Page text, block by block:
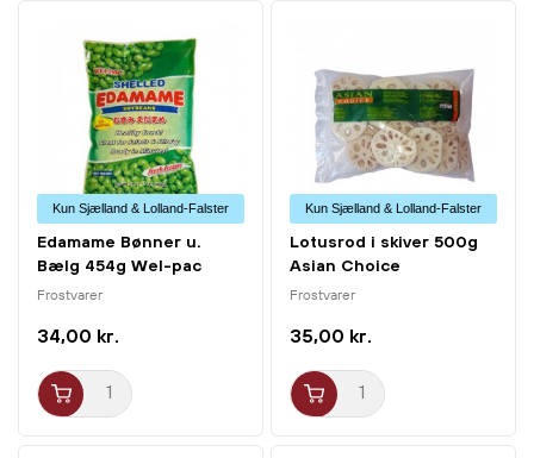
Kun Sjælland & Lolland-Falster
Edamame Bønner u.
Bælg 454g Wel-pac
Frostvarer
34,00 kr.
Kun Sjælland & Lolland-Falster
Lotusrod i skiver 500g
Asian Choice
Frostvarer
35,00 kr.